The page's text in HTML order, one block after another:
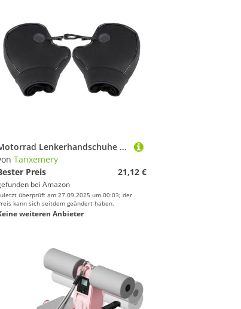
Motorrad Lenkerhandschuhe - Motorrad Handwärmer Fäustlinge - Winddichte wasserdichte Handwärmer Schutzabdeckung für Roller Snowmobile E-Bike Fahrrad ATV
Tanxemery
Preis
21,12 €
bei Amazon
überprüft am 27.09.2025 um 00:03; der
kann sich seitdem geändert haben.
weiteren Anbieter